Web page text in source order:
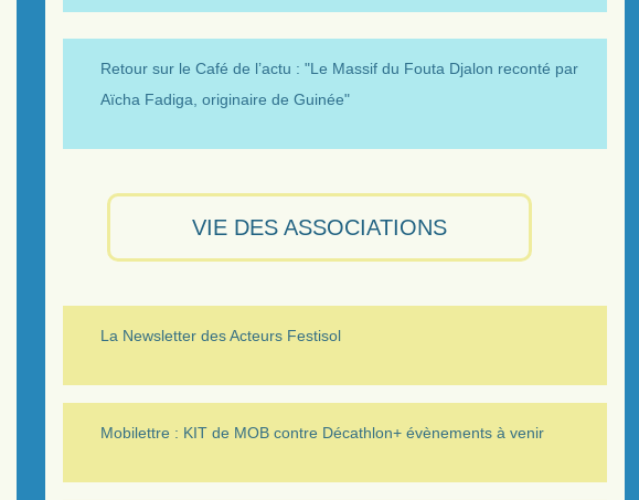
Retour sur le Café de l’actu : "Le Massif du Fouta Djalon reconté par
Aïcha Fadiga, originaire de Guinée"
VIE DES ASSOCIATIONS
La Newsletter des Acteurs Festisol
Mobilettre : KIT de MOB contre Décathlon+ évènements à venir